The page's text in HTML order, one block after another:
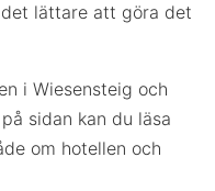
lättare att göra det
i Wiesensteig och
sidan kan du läsa
om hotellen och